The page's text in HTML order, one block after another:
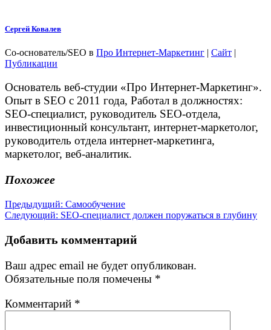
Сергей Ковалев
Со-основатель/SEO в Про Интернет-Маркетинг | Сайт |
Публикации
Основатель веб-студии «Про Интернет-Маркетинг».
Опыт в SEO с 2011 года, Работал в должностях:
SEO-специалист, руководитель SEO-отдела,
инвестиционный консультант, интернет-маркетолог,
руководитель отдела интернет-маркетинга,
маркетолог, веб-аналитик.
Похожее
Навигация
по
записям
Предыдущий: Предыдущая
запись:
Самообучение
Следующий: Следующая
SEO-специалист должен поружаться в глубину
Добавить комментарий
Ваш адрес email не будет опубликован.
Обязательные поля помечены *
Комментарий *